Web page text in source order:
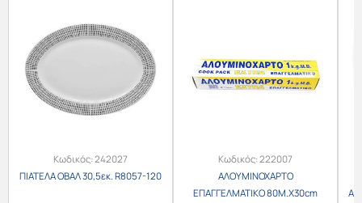
Κωδικός:242027
ΠΙΑΤΕΛΑ ΟΒΑΛ 30,5εκ. R8057-120
Κωδικός:222007
ΑΛΟΥΜΙΝΟΧΑΡΤΟ
ΕΠΑΓΓΕΛΜΑΤΙΚΟ 80M.Χ30cm